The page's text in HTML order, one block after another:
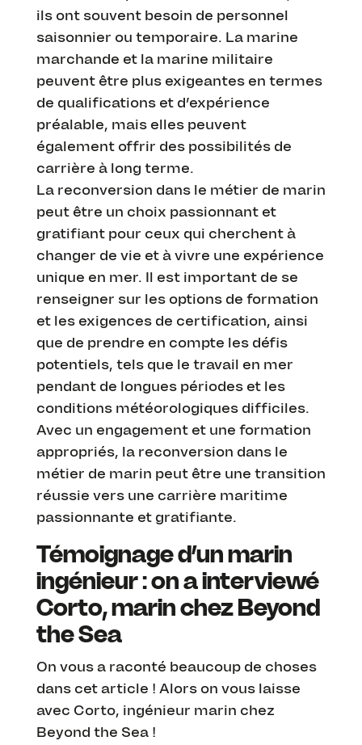
ils ont souvent besoin de personnel
saisonnier ou temporaire. La marine
marchande et la marine militaire
peuvent être plus exigeantes en termes
de qualifications et d’expérience
préalable, mais elles peuvent
également offrir des possibilités de
carrière à long terme.
La reconversion dans le métier de marin
peut être un choix passionnant et
gratifiant pour ceux qui cherchent à
changer de vie et à vivre une expérience
unique en mer. Il est important de se
renseigner sur les options de formation
et les exigences de certification, ainsi
que de prendre en compte les défis
potentiels, tels que le travail en mer
pendant de longues périodes et les
conditions météorologiques difficiles.
Avec un engagement et une formation
appropriés, la reconversion dans le
métier de marin peut être une transition
réussie vers une carrière maritime
passionnante et gratifiante.
Témoignage d’un marin
ingénieur : on a interviewé
Corto, marin chez Beyond
the Sea
On vous a raconté beaucoup de choses
dans cet article ! Alors on vous laisse
avec Corto, ingénieur marin chez
Beyond the Sea !